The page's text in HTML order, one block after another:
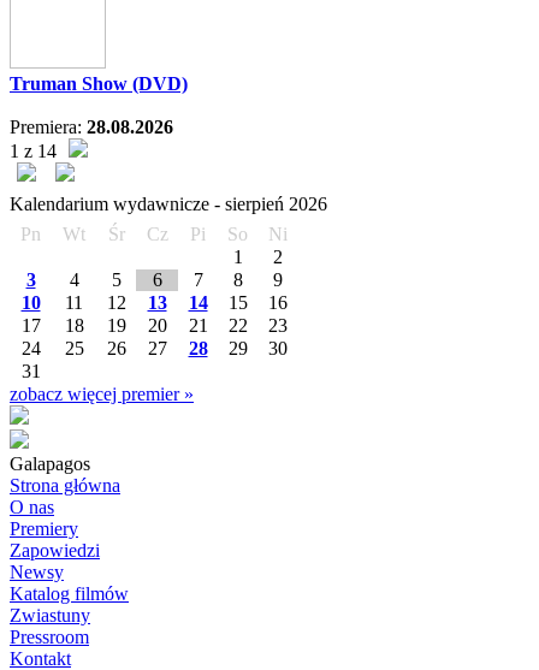
Truman Show (DVD)
Premiera: 28.08.2026
1 z 14
Kalendarium wydawnicze - sierpień 2026
Pn
Wt Śr Cz Pi So
Ni
1
2
3
4 5 6 7 8
9
10
11 12 13 14 15
16
17
18 19 20 21 22
23
24
25 26 27 28 29
30
31
zobacz więcej premier »
Galapagos
Strona główna
O nas
Premiery
Zapowiedzi
Newsy
Katalog filmów
Zwiastuny
Pressroom
Kontakt